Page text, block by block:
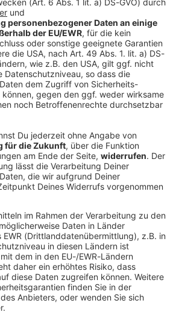
bequem zu hören.
Kontakt
Studio-Hotline